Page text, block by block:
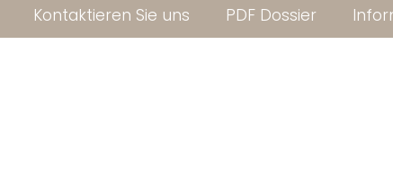
Kontaktieren Sie uns PDF Dossier